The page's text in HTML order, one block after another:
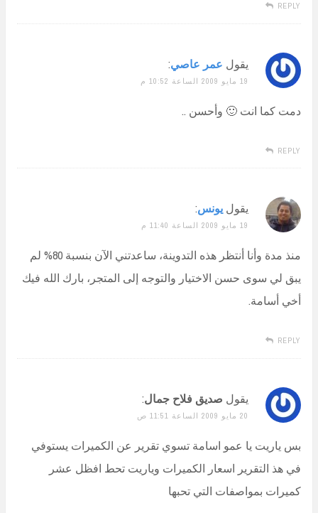
REPLY
يقول عمر عاصي:
19 مايو 2009 الساعة 10:52 م
دمت كما انت 🙂 وأحسن ..
REPLY
يقول يونس:
19 مايو 2009 الساعة 11:40 م
منذ مدة وأنا أنتظر هذه التدوينة، ساعدتني الآن بنسبة 80% لم
يبق لي سوى حسن الاختيار والتوجه إلى المتجر، بارك الله فيك
أخي أسامة.
REPLY
يقول صديق فلاح جمال:
20 مايو 2009 الساعة 11:51 ص
بس ياريت يا عمو اسامة تسوي تقرير عن الكميرات يستوفي
في هذ التقرير اسعار الكميرات وياريت تحط افظل عشر
كميرات بمواصفات التي تحبها